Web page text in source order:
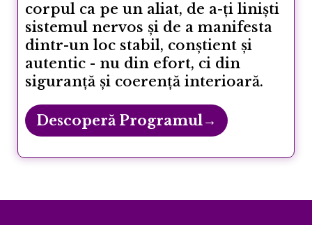
corpul ca pe un aliat, de a-ți liniști
sistemul nervos și de a manifesta
dintr-un loc stabil, conștient și
autentic - nu din efort, ci din
siguranță și coerență interioară.
Descoperă Programul→